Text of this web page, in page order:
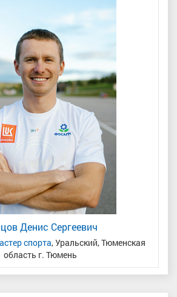
Денис Сергеевич
спорта, Уральский, Тюменская
область г. Тюмень